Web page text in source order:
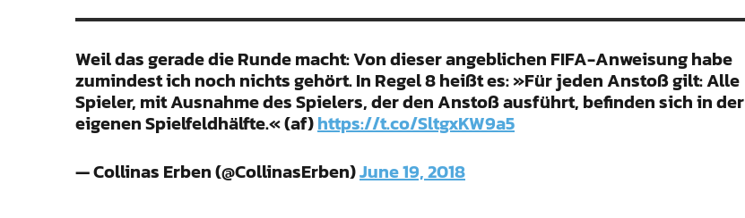
Weil das gerade die Runde macht: Von dieser angeblichen FIFA-Anweisung habe
zumindest ich noch nichts gehört. In Regel 8 heißt es: »Für jeden Anstoß gilt: Alle
Spieler, mit Ausnahme des Spielers, der den Anstoß ausführt, befinden sich in der
eigenen Spielfeldhälfte.« (af)https://t.co/SltgxKW9a5
— Collinas Erben (@CollinasErben)June 19, 2018